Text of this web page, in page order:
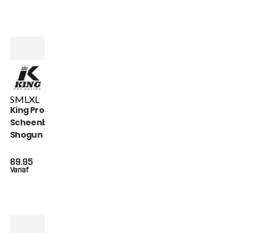
SMLXL
King Pro Boxing
Scheenbeschermers
Shogun (KPB SG
Vanaf
69.95